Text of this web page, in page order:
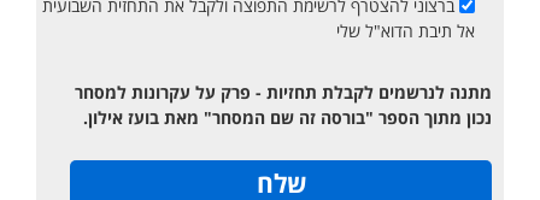
ברצוני להצטרף לרשימת התפוצה ולקבל את התחזית השבועית
אל תיבת הדוא"ל שלי
מתנה לנרשמים לקבלת תחזיות - פרק על עקרונות למסחר
נכון מתוך הספר "בורסה זה שם המסחר" מאת בועז אילון.